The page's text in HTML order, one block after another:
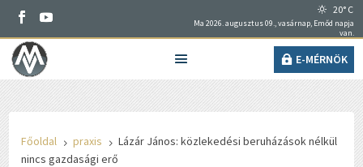
20° C
Ma 2026. augusztus 09., vasárnap, Emőd napja
van.
E-MÉRNÖK
Főoldal 5 praxis 5 Lázár János: közlekedési beruházások nélkül
nincs gazdasági erő